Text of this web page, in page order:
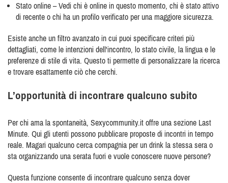
Stato online – Vedi chi è online in questo momento, chi è stato attivo
di recente o chi ha un profilo verificato per una maggiore sicurezza.
Esiste anche un filtro avanzato in cui puoi specificare criteri più
dettagliati, come le intenzioni dell'incontro, lo stato civile, la lingua e le
preferenze di stile di vita. Questo ti permette di personalizzare la ricerca
e trovare esattamente ciò che cerchi.
L’opportunità di incontrare qualcuno subito
Per chi ama la spontaneità, Sexycommunity.it offre una sezione Last
Minute. Qui gli utenti possono pubblicare proposte di incontri in tempo
reale. Magari qualcuno cerca compagnia per un drink la stessa sera o
sta organizzando una serata fuori e vuole conoscere nuove persone?
Questa funzione consente di incontrare qualcuno senza dover